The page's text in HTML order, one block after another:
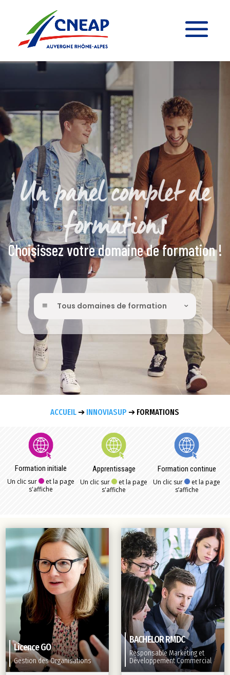
Un panel complet de
formations
Choisissez votre domaine de formation !
Tous domaines de formation
ACCUEIL ➔ INNOVIASUP ➔ FORMATIONS
Formation initiale
Un clic sur
et la page
s'affiche
Apprentissage
Un clic sur
et la page
s'affiche
Formation continue
Un clic sur
et la page
s’affiche
Licence GO
Gestion des Organisations
BACHELOR RMDC
Responsable Marketing et
Développement Commercial